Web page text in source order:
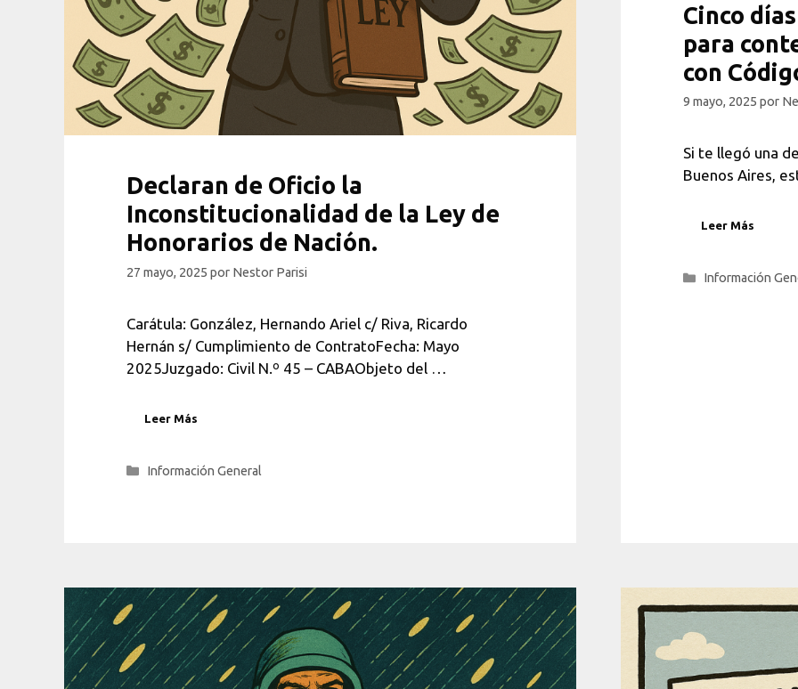
Declaran de Oficio la
Inconstitucionalidad de la Ley de
Honorarios de Nación.
27 mayo, 2025 por Nestor Parisi
Carátula: González, Hernando Ariel c/ Riva, Ricardo
Hernán s/ Cumplimiento de ContratoFecha: Mayo
2025Juzgado: Civil N.º 45 – CABAObjeto del …
Leer Más
Categorías
Información General
Cinco
para
con
9 mayo, 2025 por
Si te llegó una
Buenos Aires,
Leer Más
Categorías
Información